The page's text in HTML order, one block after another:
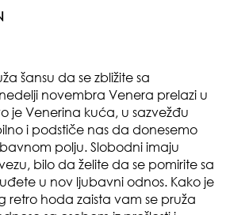
šansu da se zbližite sa
novembra Venera prelazi u
je Venerina kuća, u sazvežđu
i podstiče nas da donesemo
polju. Slobodni imaju
bilo da želite da se pomirite sa
u nov ljubavni odnos. Kako je
retro hoda zaista vam se pruža